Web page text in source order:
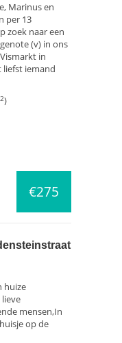
Marinus en
per 13
zoek naar een
(v) in ons
in
liefst iemand
2)
€275
huize
lieve
mensen,In
op de